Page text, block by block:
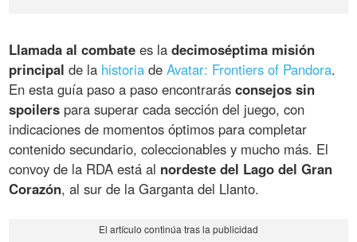
Llamada al combate es ladecimoséptima misión
principal de la historia deAvatar: Frontiers of Pandora.
En esta guía paso a paso encontrarásconsejos sin
spoilers para superar cada sección del juego, con
indicaciones de momentos óptimos para completar
contenido secundario, coleccionables y mucho más. El
convoy de la RDA está al nordeste del Lago del Gran
Corazón, al sur de la Garganta del Llanto.